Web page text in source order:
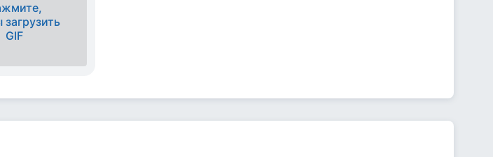
загрузить
GIF